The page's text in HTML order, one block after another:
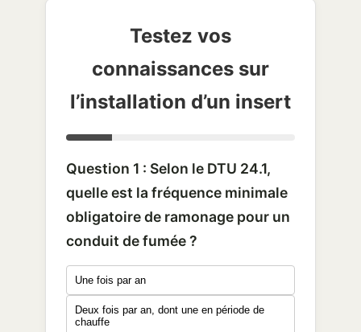
Testez vos
connaissances sur
l’installation d’un insert
Question 1 : Selon le DTU 24.1,
quelle est la fréquence minimale
obligatoire de ramonage pour un
conduit de fumée ?
Une fois par an
Deux fois par an, dont une en période de
chauffe